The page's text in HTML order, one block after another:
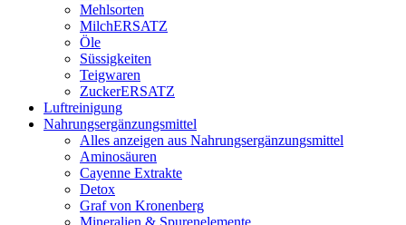
Mehlsorten
MilchERSATZ
Öle
Süssigkeiten
Teigwaren
ZuckerERSATZ
Luftreinigung
Nahrungsergänzungsmittel
Alles anzeigen aus Nahrungsergänzungsmittel
Aminosäuren
Cayenne Extrakte
Detox
Graf von Kronenberg